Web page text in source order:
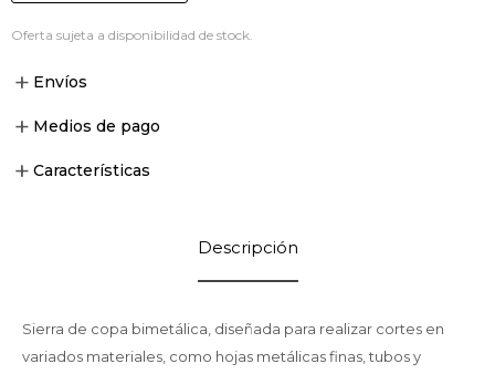
Oferta sujeta a disponibilidad de stock.
Envíos
Medios de pago
Características
Descripción
Sierra de copa bimetálica, diseñada para realizar cortes en
variados materiales, como hojas metálicas finas, tubos y